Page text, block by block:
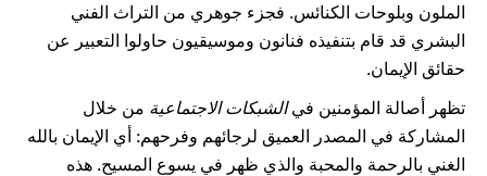
الملون وبلوحات الكنائس. فجزء جوهري من التراث الفني
البشري قد قام بتنفيذه فنانون وموسيقيون حاولوا التعبير عن
حقائق الإيمان.
تظهر أصالة المؤمنين فيالشبكات الاجتماعية من خلال
المشاركة في المصدر العميق لرجائهم وفرحهم: أي الإيمان بالله
الغني بالرحمة والمحبة والذي ظهر في يسوع المسيح. هذه